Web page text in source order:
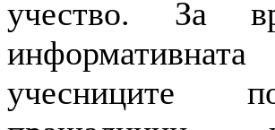
учество. За
учесниците